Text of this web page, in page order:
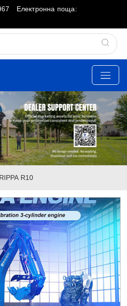
Електронна поща:
R10